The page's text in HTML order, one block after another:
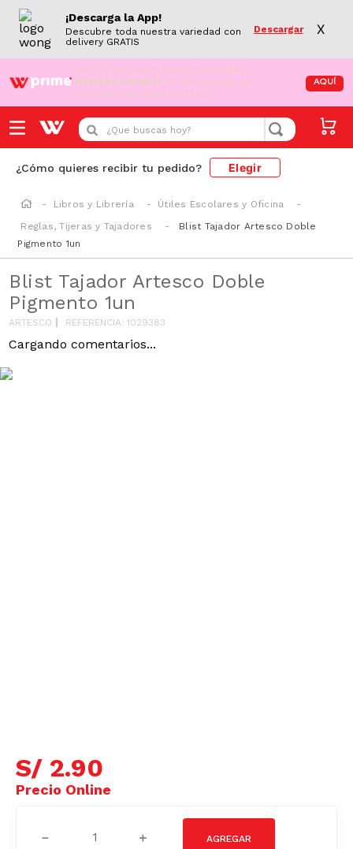
¡Descarga la App!
Descubre toda nuestra variedad con
delivery GRATIS
Descargar X
¡Aún no eres Wong Prime! Aprovecha el
DESPACHO GRATIS en tus compras de
supermercado desde S/79.90
AQUÍ
¿Que buscas hoy?
¿Cómo quieres recibir tu pedido? Elegir
Libros y Librería
Útiles Escolares y Oficina
Reglas, Tijeras y Tajadores
Blist Tajador Artesco Doble
Pigmento 1un
Blist Tajador Artesco Doble
Pigmento 1un
ARTESCO REFERENCIA:1029383
Cargando comentarios...
S/ 2.90
＋
－